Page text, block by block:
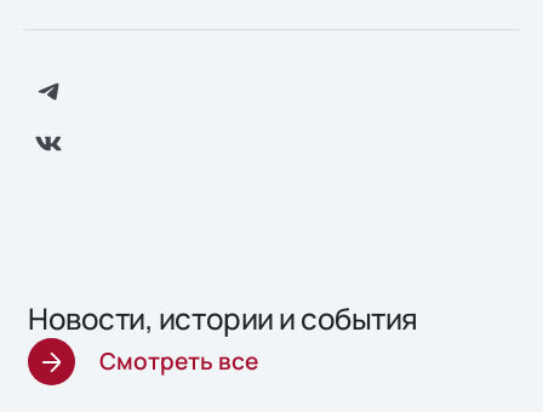
Новости, истории и события
Смотреть все